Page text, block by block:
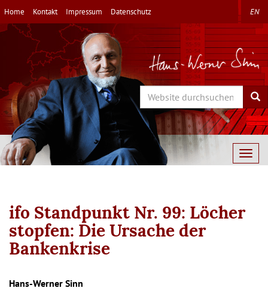
Direkt
zum
Inhalt
Home Kontakt Impressum Datenschutz EN
Search
ifo Standpunkt Nr. 99: Löcher
stopfen: Die Ursache der
Bankenkrise
Autor/en
Hans-Werner Sinn